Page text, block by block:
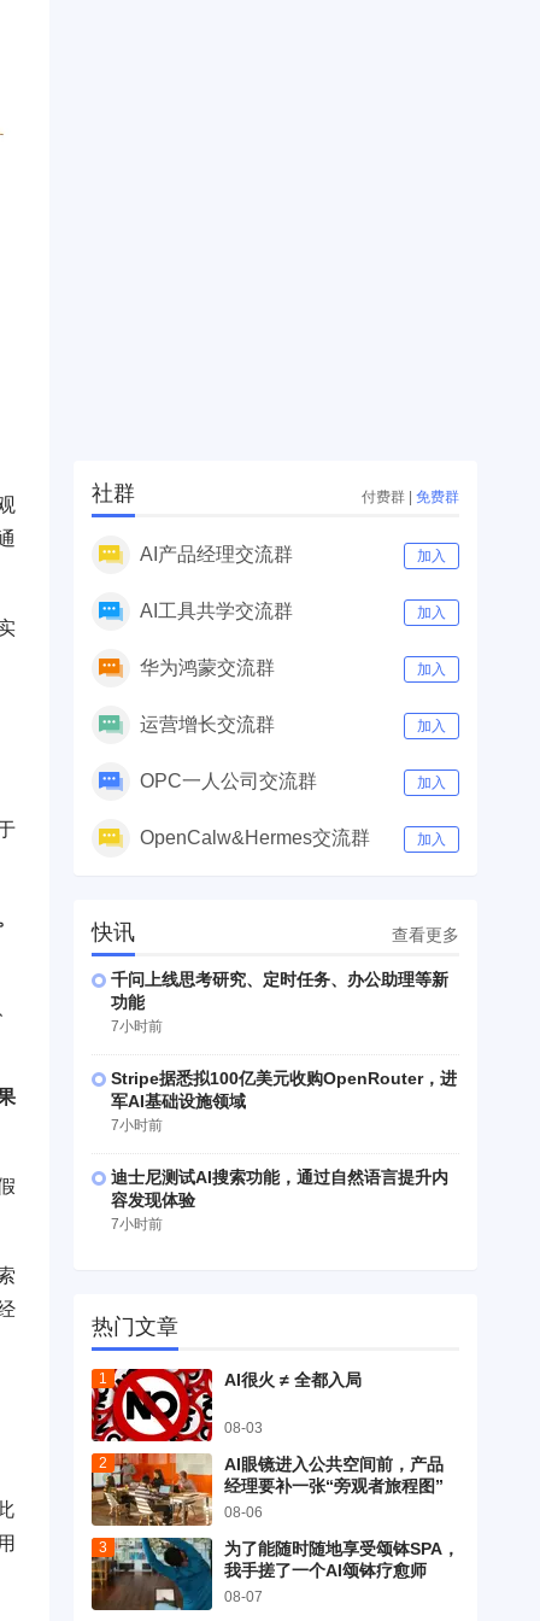
社群 付费群 | 免费群
AI产品经理交流群 加入
AI工具共学交流群 加入
华为鸿蒙交流群 加入
运营增长交流群 加入
OPC一人公司交流群 加入
OpenCalw&Hermes交流群 加入
快讯 查看更多
千问上线思考研究、定时任务、办公助理等新
功能
7小时前
Stripe据悉拟100亿美元收购OpenRouter，进
军AI基础设施领域
7小时前
迪士尼测试AI搜索功能，通过自然语言提升内
容发现体验
7小时前
热门文章
AI很火 ≠ 全都入局
08-03
AI眼镜进入公共空间前，产品
经理要补一张“旁观者旅程图”
08-06
为了能随时随地享受颂钵SPA，
我手搓了一个AI颂钵疗愈师
08-07